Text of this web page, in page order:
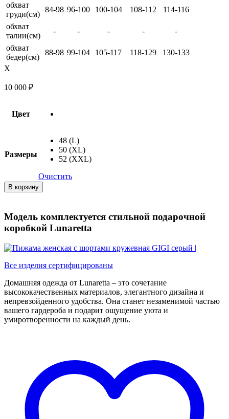
обхват
груди(см)
84-98 96-100 100-104 108-112
114-116
обхват
талии(см)
- - - -
-
обхват
бедер(см)
88-98 99-104 105-117 118-129
130-133
X
10 000 ₽
Цвет
Размеры
48 (L)
50 (XL)
52 (XXL)
Очистить
Количество
товара
женская
с
шортами
GIGI
В корзину
Модель комплектуется стильной подарочной
коробкой Lunaretta
Все изделия сертифицированы
Домашняя одежда от Lunaretta – это сочетание
высококачественных материалов, элегантного дизайна и
непревзойденного удобства. Она станет незаменимой частью
вашего гардероба и подарит ощущение уюта и
умиротворенности на каждый день.